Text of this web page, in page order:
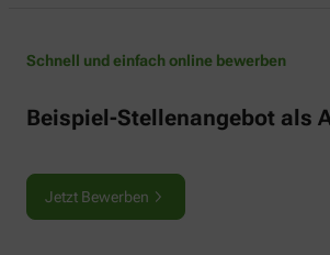
Schnell und einfach online bewerben
Beispiel-Stellenangebot als
Jetzt Bewerben